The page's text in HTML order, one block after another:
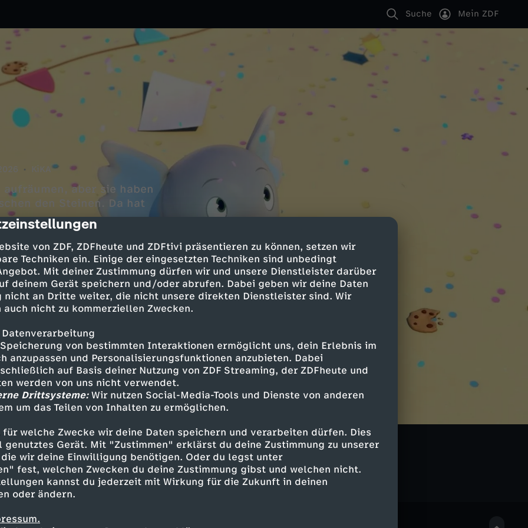
von ZDF, ZDFheute und ZDFtivi präsentieren zu können, setzen wir
Techniken ein. Einige der eingesetzten Techniken sind unbedingt
Mit deiner Zustimmung dürfen wir und unsere Dienstleister darüber
deinem Gerät speichern und/oder abrufen. Dabei geben wir deine Daten
nicht an Dritte weiter, die nicht unsere direkten Dienstleister sind. Wir
nicht zu kommerziellen Zwecken.
von bestimmten Interaktionen ermöglicht uns, dein Erlebnis im
anzupassen und Personalisierungsfunktionen anzubieten. Dabei
auf Basis deiner Nutzung von ZDF Streaming, der ZDFheute und
werden von uns nicht verwendet.
Drittsysteme:Wir nutzen Social-Media-Tools und Dienste von anderen
um das Teilen von Inhalten zu ermöglichen.
für welche Zwecke wir deine Daten speichern und verarbeiten dürfen. Dies
Gerät. Mit "Zustimmen" erklärst du deine Zustimmung zu unserer
wir deine Einwilligung benötigen. Oder du legst unter
fest, welchen Zwecken du deine Zustimmung gibst und welchen nicht.
kannst du jederzeit mit Wirkung für die Zukunft in deinen
oder ändern.
Suche Mein ZDF
KiKA
aber sie haben
den Steinen. Da hat
entdecken
Animation lebendig Untertitel Mamfie